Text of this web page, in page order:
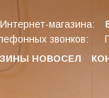
НОВОСЕЛ
магазина:
звонков: